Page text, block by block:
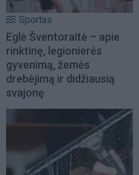
Sportas
Eglė Šventoraitė – apie
rinktinę, legionierės
gyvenimą, žemės
drebėjimą ir didžiausią
svajonę